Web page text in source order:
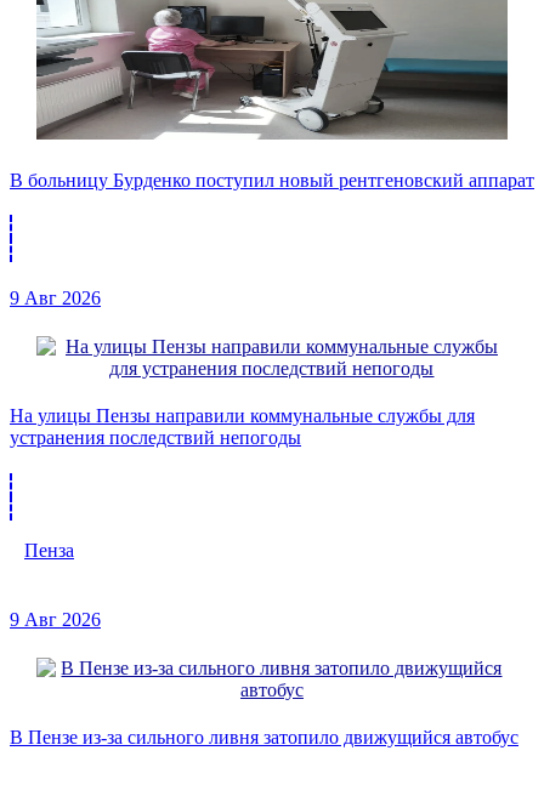
В больницу Бурденко поступил новый рентгеновский аппарат
9 Авг 2026
На улицы Пензы направили коммунальные службы для
устранения последствий непогоды
Пенза
9 Авг 2026
В Пензе из-за сильного ливня затопило движущийся автобус